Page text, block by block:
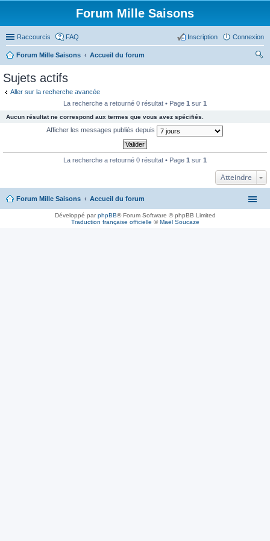
Forum Mille Saisons
Raccourcis FAQ Connexion
Inscription
Forum Mille Saisons
Accueil du forum
Sujets actifs
Aller sur la recherche avancée
La recherche a retourné 0 résultat • Page 1 sur 1
Aucun résultat ne correspond aux termes que vous avez spécifiés.
Afficher les messages publiés depuis
La recherche a retourné 0 résultat • Page 1 sur 1
Atteindre
Forum Mille Saisons Accueil du forum
Développé parphpBB® Forum Software © phpBB Limited
Traduction française officielle ©Maël Soucaze